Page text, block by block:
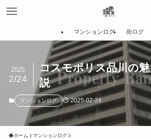
マンションログ 街ログ
コスモポリス品川の
説
2025
2/24
マンションログ 2025-02-24
ホーム マンションログ